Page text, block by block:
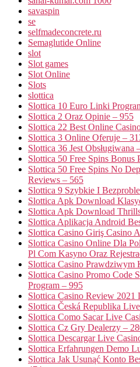
savaspin
se
selfmadeconcrete.ru
Semaglutide Online
slot
Slot games
Slot Online
Slots
slottica
Slottica 10 Euro Linki
Slottica 2 Oraz Opinie – 955
Slottica 22 Best Online
Slottica 3 Online Oferuje –
Slottica 36 Jest Obsługiwana
Slottica 50 Free Spins
Slottica 50 Free Spins No
Reviews – 565
Slottica 9 Szybkie I
Slottica Apk Download
Slottica Apk Download
Slottica Aplikacja Android
Slottica Casino Giriş Casino
Slottica Casino Online Dla
Pl Com Kasyno Oraz
Slottica Casino Prawdziwym
Slottica Casino Promo Code
Program – 995
Slottica Casino Review 2021
Slottica Česká Republika
Slottica Como Sacar Live
Slottica Cz Gry Dealerzy –
Slottica Descargar Live
Slottica Erfahrungen Demo
Slottica Jak Usunąć Konto